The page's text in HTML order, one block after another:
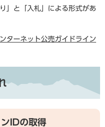
」と「入札」による形式があ
ターネット公売ガイドライン
IDの取得